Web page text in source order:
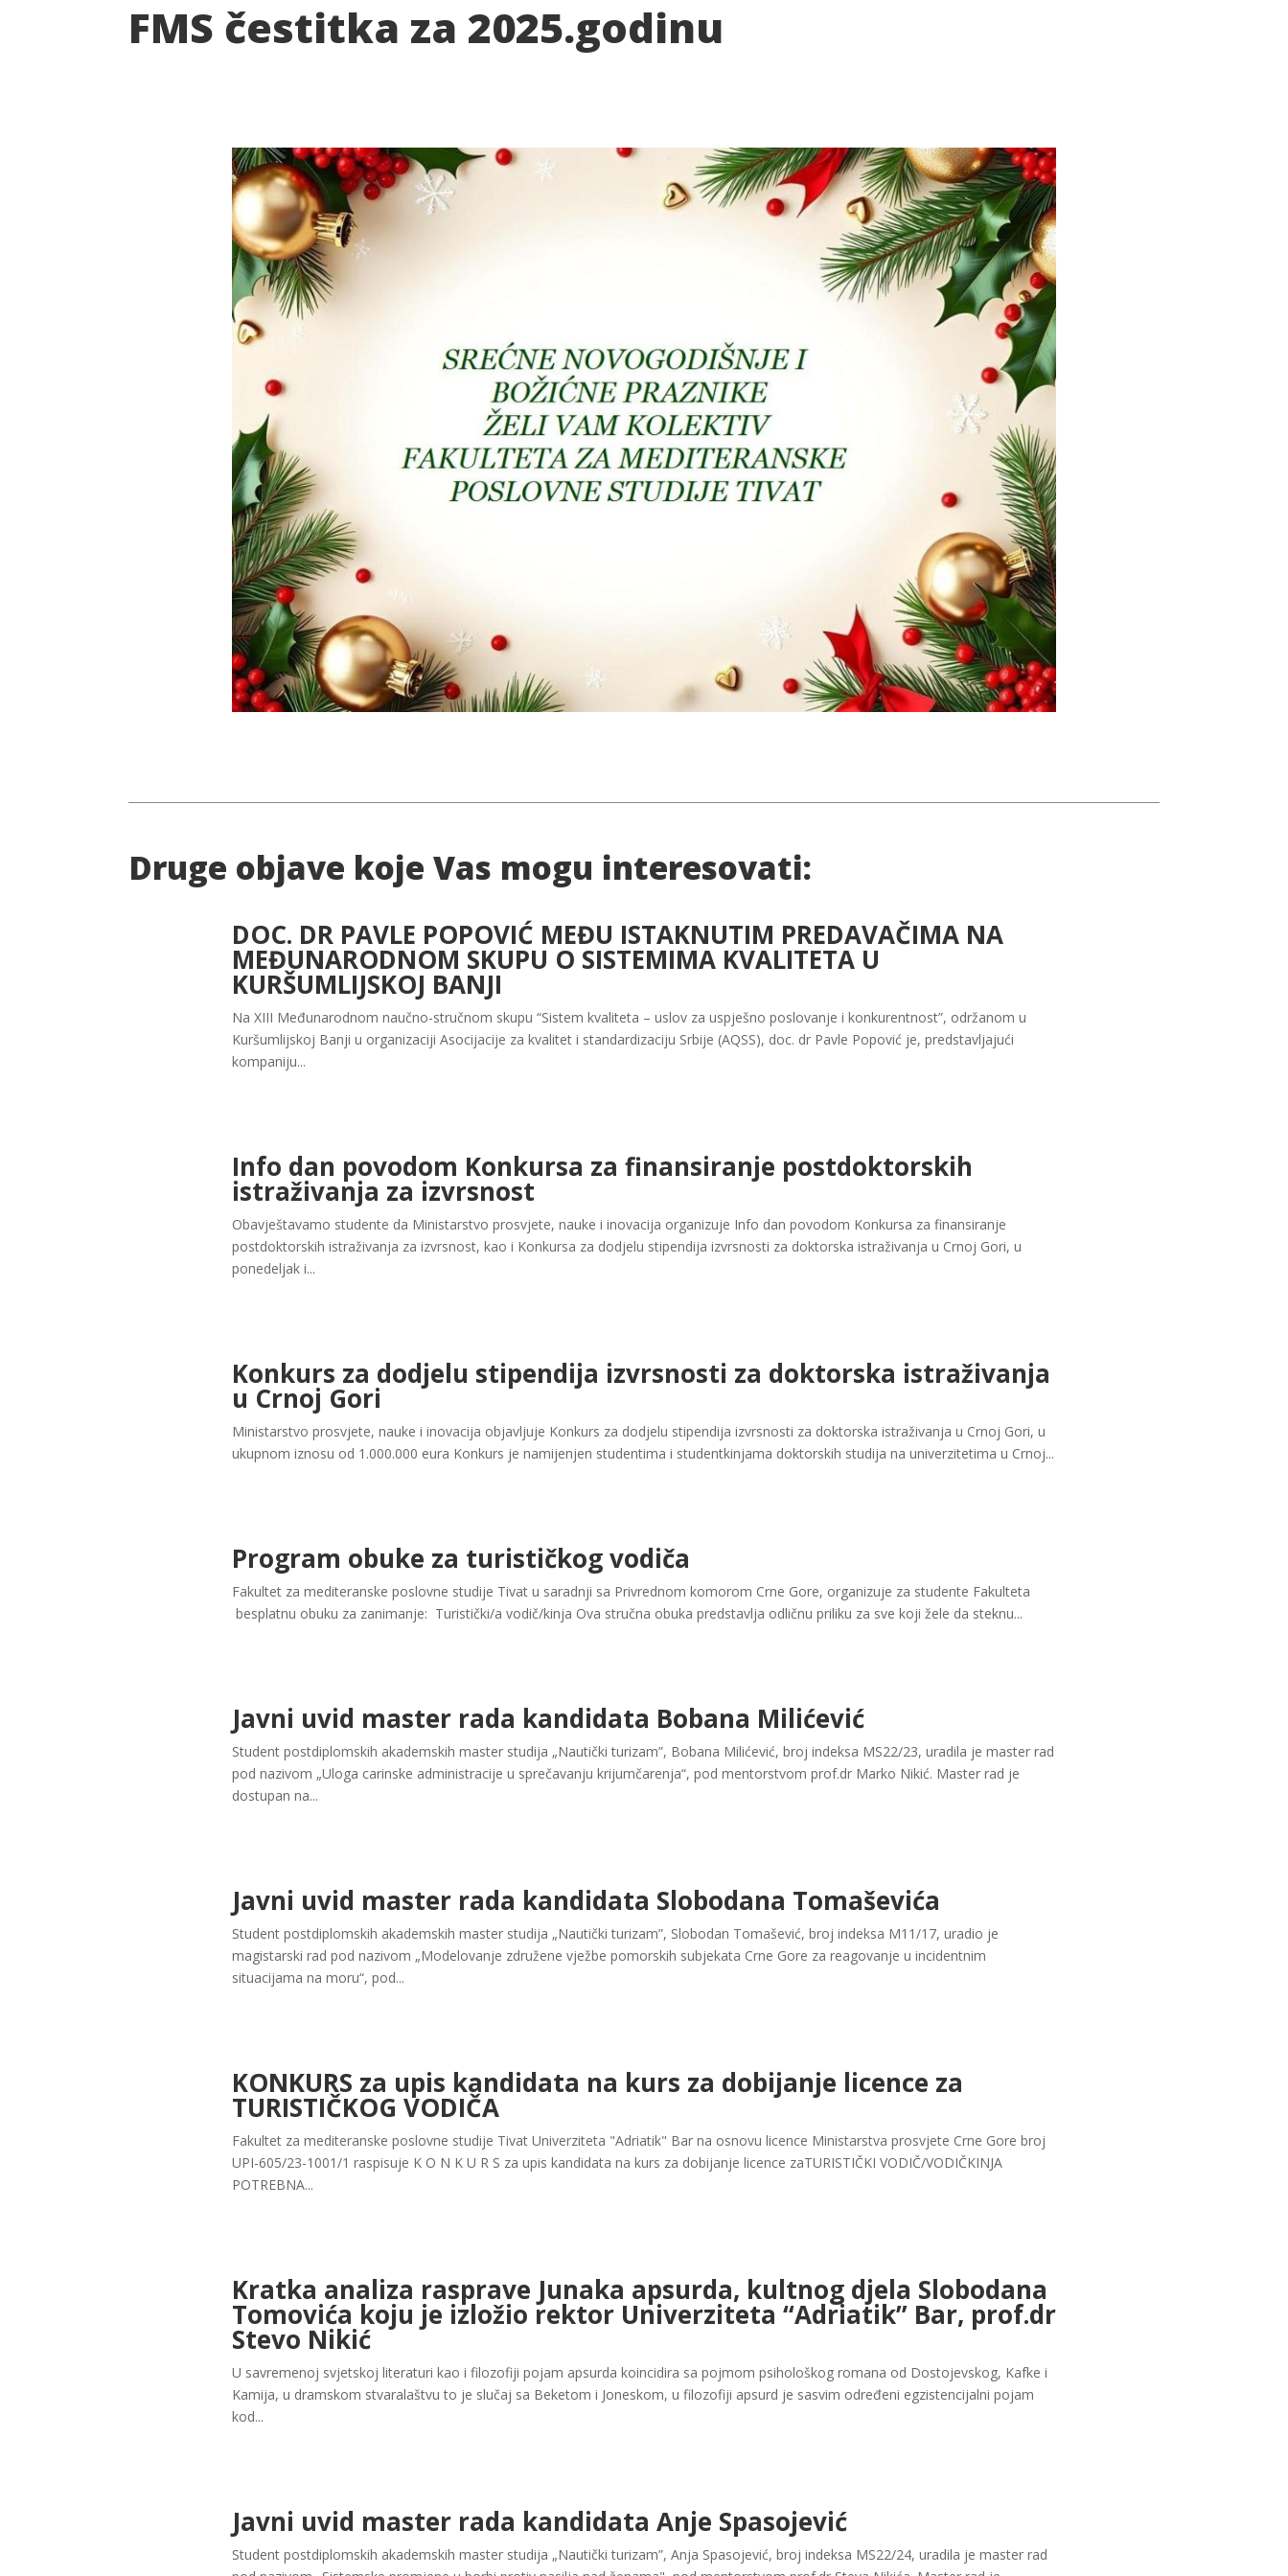
FMS čestitka za 2025.godinu
Druge objave koje Vas mogu interesovati:
DOC. DR PAVLE POPOVIĆ MEĐU ISTAKNUTIM PREDAVAČIMA NA
MEĐUNARODNOM SKUPU O SISTEMIMA KVALITETA U
KURŠUMLIJSKOJ BANJI
Na XIII Međunarodnom naučno-stručnom skupu “Sistem kvaliteta – uslov za uspješno poslovanje i konkurentnost”, održanom u
Kuršumlijskoj Banji u organizaciji Asocijacije za kvalitet i standardizaciju Srbije (AQSS), doc. dr Pavle Popović je, predstavljajući
kompaniju...
Info dan povodom Konkursa za finansiranje postdoktorskih
istraživanja za izvrsnost
Obavještavamo studente da Ministarstvo prosvjete, nauke i inovacija organizuje Info dan povodom Konkursa za finansiranje
postdoktorskih istraživanja za izvrsnost, kao i Konkursa za dodjelu stipendija izvrsnosti za doktorska istraživanja u Crnoj Gori, u
ponedeljak i...
Konkurs za dodjelu stipendija izvrsnosti za doktorska istraživanja
u Crnoj Gori
Ministarstvo prosvjete, nauke i inovacija objavljuje Konkurs za dodjelu stipendija izvrsnosti za doktorska istraživanja u Crnoj Gori, u
ukupnom iznosu od 1.000.000 eura Konkurs je namijenjen studentima i studentkinjama doktorskih studija na univerzitetima u Crnoj...
Program obuke za turističkog vodiča
Fakultet za mediteranske poslovne studije Tivat u saradnji sa Privrednom komorom Crne Gore, organizuje za studente Fakulteta
besplatnu obuku za zanimanje: Turistički/a vodič/kinja Ova stručna obuka predstavlja odličnu priliku za sve koji žele da steknu...
Javni uvid master rada kandidata Bobana Milićević
Student postdiplomskih akademskih master studija „Nautički turizam”, Bobana Milićević, broj indeksa MS22/23, uradila je master rad
pod nazivom „Uloga carinske administracije u sprečavanju krijumčarenja“, pod mentorstvom prof.dr Marko Nikić. Master rad je
dostupan na...
Javni uvid master rada kandidata Slobodana Tomaševića
Student postdiplomskih akademskih master studija „Nautički turizam”, Slobodan Tomašević, broj indeksa M11/17, uradio je
magistarski rad pod nazivom „Modelovanje združene vježbe pomorskih subjekata Crne Gore za reagovanje u incidentnim
situacijama na moru“, pod...
KONKURS za upis kandidata na kurs za dobijanje licence za
TURISTIČKOG VODIČA
Fakultet za mediteranske poslovne studije Tivat Univerziteta "Adriatik" Bar na osnovu licence Ministarstva prosvjete Crne Gore broj
UPI-605/23-1001/1 raspisuje K O N K U R S za upis kandidata na kurs za dobijanje licence zaTURISTIČKI VODIČ/VODIČKINJA
POTREBNA...
Kratka analiza rasprave Junaka apsurda, kultnog djela Slobodana
Tomovića koju je izložio rektor Univerziteta “Adriatik” Bar, prof.dr
Stevo Nikić
U savremenoj svjetskoj literaturi kao i filozofiji pojam apsurda koincidira sa pojmom psihološkog romana od Dostojevskog, Kafke i
Kamija, u dramskom stvaralaštvu to je slučaj sa Beketom i Joneskom, u filozofiji apsurd je sasvim određeni egzistencijalni pojam
kod...
Javni uvid master rada kandidata Anje Spasojević
Student postdiplomskih akademskih master studija „Nautički turizam”, Anja Spasojević, broj indeksa MS22/24, uradila je master rad